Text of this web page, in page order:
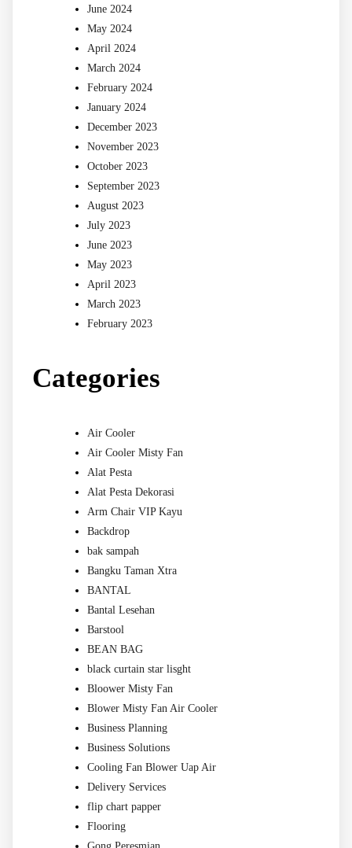
June 2024
May 2024
April 2024
March 2024
February 2024
January 2024
December 2023
November 2023
October 2023
September 2023
August 2023
July 2023
June 2023
May 2023
April 2023
March 2023
February 2023
Categories
Air Cooler
Air Cooler Misty Fan
Alat Pesta
Alat Pesta Dekorasi
Arm Chair VIP Kayu
Backdrop
bak sampah
Bangku Taman Xtra
BANTAL
Bantal Lesehan
Barstool
BEAN BAG
black curtain star lisght
Bloower Misty Fan
Blower Misty Fan Air Cooler
Business Planning
Business Solutions
Cooling Fan Blower Uap Air
Delivery Services
flip chart papper
Flooring